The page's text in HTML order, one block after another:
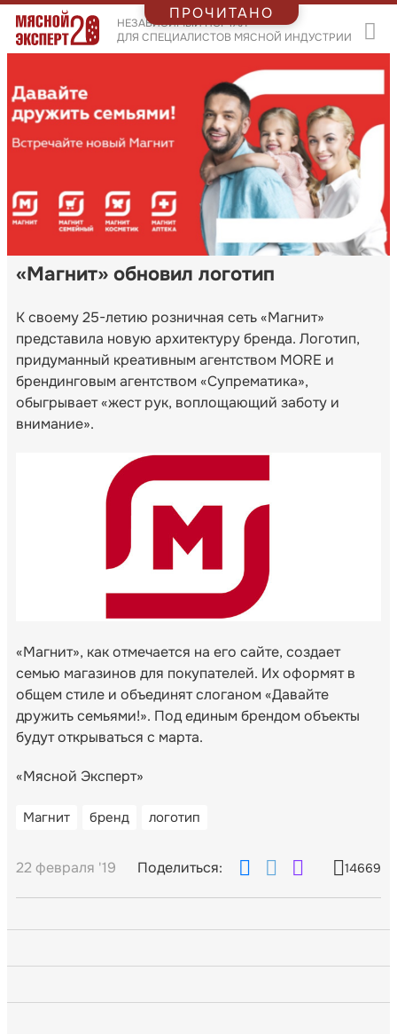
НЕЗАВИСИМЫЙ ПОРТАЛ
ДЛЯ СПЕЦИАЛИСТОВ МЯСНОЙ ИНДУСТРИИ
«Магнит» обновил логотип
К своему 25-летию розничная сеть «Магнит»
представила новую архитектуру бренда. Логотип,
придуманный креативным агентством MORE и
брендинговым агентством «Супрематика»,
обыгрывает «жест рук, воплощающий заботу и
внимание».
«Магнит», как отмечается на его сайте, создает
семью магазинов для покупателей. Их оформят в
общем стиле и объединят слоганом «Давайте
дружить семьями!». Под единым брендом объекты
будут открываться с марта.
«Мясной Эксперт»
Магнит бренд логотип
22 февраля '19 Поделиться: 14669
ПРОЧИТАНО